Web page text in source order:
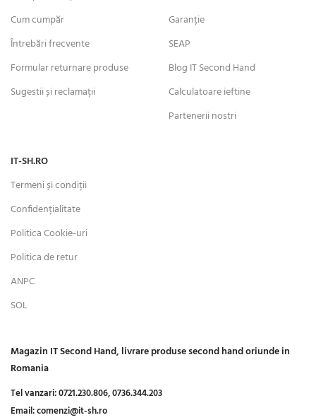
Cum cumpăr
Întrebări frecvente
Formular returnare produse
Sugestii și reclamații
Garanție
SEAP
Blog IT Second Hand
Calculatoare ieftine
Partenerii nostri
IT-SH.RO
Termeni și condiții
Confidențialitate
Politica Cookie-uri
Politica de retur
ANPC
SOL
Magazin IT Second Hand, livrare produse second hand oriunde in
Romania
Tel vanzari:0721.230.806,0736.344.203
Email:comenzi@it-sh.ro